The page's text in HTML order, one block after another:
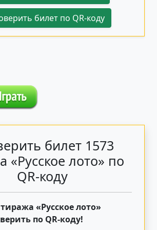
билет по QR-коду
билет 1573
«Русское лото» по
QR-коду
«Русское лото»
по QR-коду!